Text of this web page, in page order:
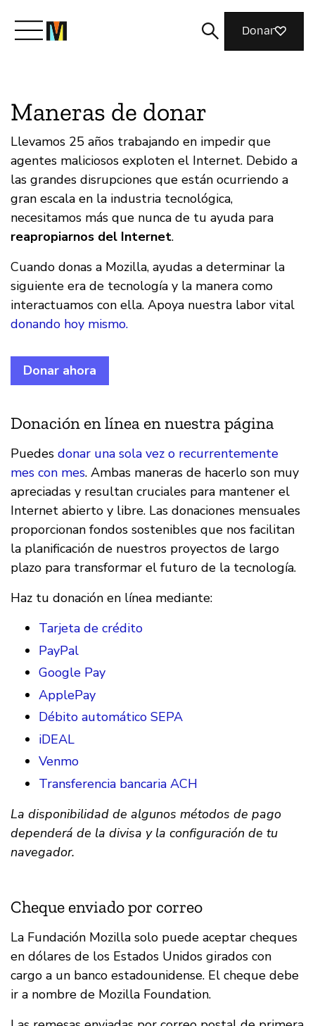
Qué hacemos
Únete
Revista
Donar
Maneras de donar
Llevamos 25 años trabajando en impedir que
agentes maliciosos exploten el Internet. Debido a
las grandes disrupciones que están ocurriendo a
gran escala en la industria tecnológica,
necesitamos más que nunca de tu ayuda para
reapropiarnos del Internet.
Cuando donas a Mozilla, ayudas a determinar la
siguiente era de tecnología y la manera como
interactuamos con ella. Apoya nuestra labor vital
donando hoy mismo.
Donar ahora
Donación en línea en nuestra página
Puedes donar una sola vez o recurrentemente
mes con mes. Ambas maneras de hacerlo son muy
apreciadas y resultan cruciales para mantener el
Internet abierto y libre. Las donaciones mensuales
proporcionan fondos sostenibles que nos facilitan
la planificación de nuestros proyectos de largo
plazo para transformar el futuro de la tecnología.
Haz tu donación en línea mediante:
Tarjeta de crédito
PayPal
Google Pay
ApplePay
Débito automático SEPA
iDEAL
Venmo
Transferencia bancaria ACH
La disponibilidad de algunos métodos de pago
dependerá de la divisa y la configuración de tu
navegador.
Cheque enviado por correo
La Fundación Mozilla solo puede aceptar cheques
en dólares de los Estados Unidos girados con
cargo a un banco estadounidense. El cheque debe
ir a nombre de Mozilla Foundation.